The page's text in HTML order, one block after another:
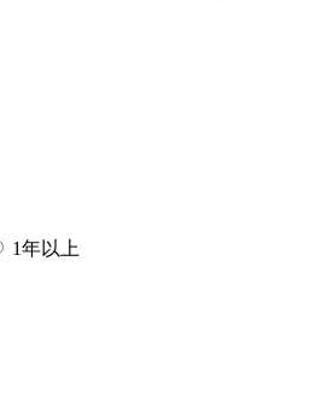
1年以上